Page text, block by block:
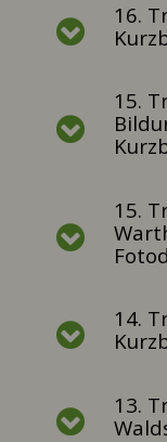
16.
15.
15.
14.
13.